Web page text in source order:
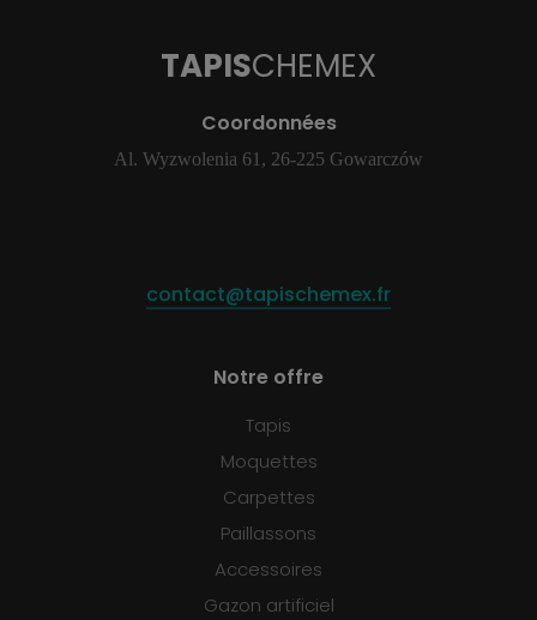
TAPISCHEMEX
Coordonnées
Al. Wyzwolenia 61, 26-225 Gowarczów
contact@tapischemex.fr
Notre offre
Tapis
Moquettes
Carpettes
Paillassons
Accessoires
Gazon artificiel